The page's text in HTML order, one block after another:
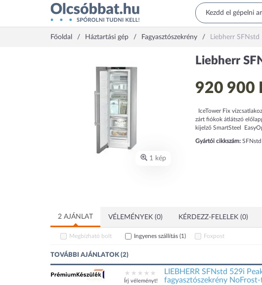
Főoldal Háztartási gép Fagyasztószekrény Liebherr SFNstd
1 kép
Liebherr
920 900
IceTower Fix
zárt fiókok átlátszó
kijelző SmartSteel
Gyártói cikkszám:
2 AJÁNLAT VÉLEMÉNYEK (0) KÉRDEZZ-FELELEK (0)
Megbízható bolt Ingyenes szállítás (1) Foxpost
TOVÁBBI AJÁNLATOK (2)
Írj véleményt!
LIEBHERR SFNstd 529i
fagyasztószekrény NoFrost-